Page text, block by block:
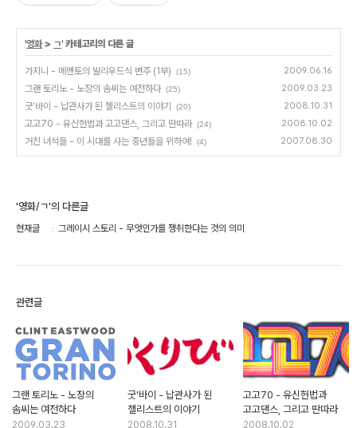
'영화> ㄱ' 카테고리의 다른 글
가지니 - 메멘토의 발리우드식 변주 (1부) (15) 2009.06.16
그랜 토리노 - 노장의 솜씨는 여전하다 (25) 2009.03.23
굿'바이 - 납관사가 된 첼리스트의 이야기 (20) 2008.10.31
고고70 - 유신헌법과 고고댄스, 그리고 딴따라 (24) 2008.10.02
거친 녀석들 - 이 시대를 사는 중년들을 위하여! (4) 2007.08.30
'영화/ㄱ'의 다른글
현재글 그레이시 스토리 - 무엇인가를 쟁취한다는 것의 의미
관련글
그랜 토리노 - 노장의
솜씨는 여전하다
2009.03.23
굿'바이 - 납관사가 된
첼리스트의 이야기
2008.10.31
고고70 - 유신헌법과
고고댄스, 그리고 딴따라
2008.10.02